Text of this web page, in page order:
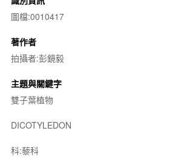
圖檔:0010417
著作者
拍攝者:彭鏡毅
主題與關鍵字
雙子葉植物
DICOTYLEDON
科:藜科